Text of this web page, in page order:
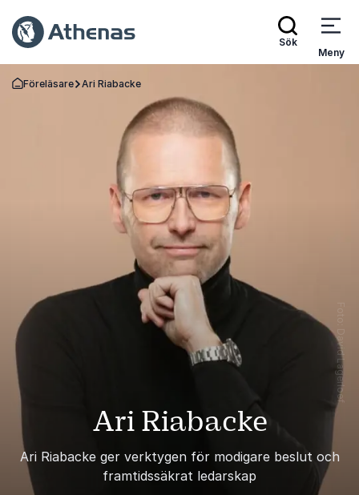
Sök
Meny
Gå tillbaka till startsidan
Föreläsare Ari Riabacke
Ari Riabacke
Ari Riabacke ger verktygen för modigare beslut och
framtidssäkrat ledarskap
Foto: David Lagerloef